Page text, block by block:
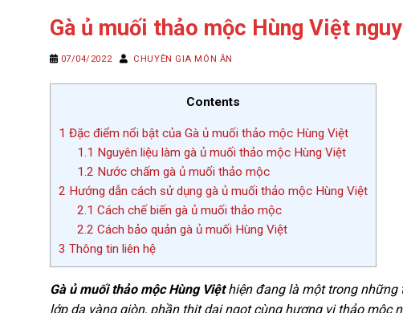
Gà ủ muối thảo mộc Hùng Việt
07/04/2022 CHUYÊN GIA MÓN ĂN
Contents
1 Đặc điểm nổi bật của Gà ủ muối thảo mộc Hùng Việt
1.1 Nguyên liệu làm gà ủ muối thảo mộc Hùng Việt
1.2 Nước chấm gà ủ muối thảo mộc
2 Hướng dẫn cách sử dụng gà ủ muối thảo mộc Hùng Việt
2.1 Cách chế biến gà ủ muối thảo mộc
2.2 Cách bảo quản gà ủ muối Hùng Việt
3 Thông tin liên hệ
Gà ủ muối thảo mộc Hùng Việthiện đang là một trong những
lớp da vàng giòn, phần thịt dai ngọt cùng hương vị thảo mộc